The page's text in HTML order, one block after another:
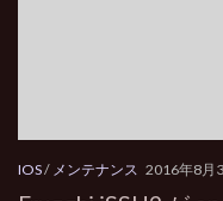
IOS/ メンテナンス 2016年8月